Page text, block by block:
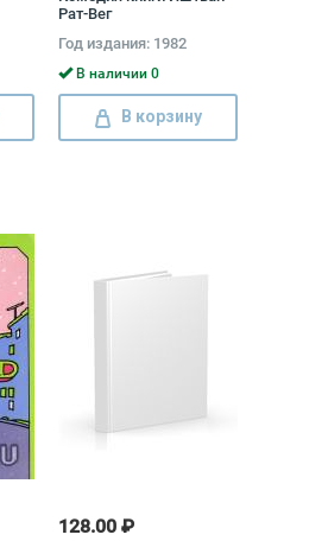
Рат-Вег
Год издания: 1982
В наличии 0
В корзину
128.00 ₽